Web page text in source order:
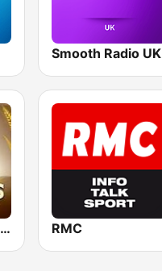
Smooth Radio UK
Radio Aalabanzas Cristianas RMC